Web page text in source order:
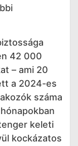
42 000
– ami 20
a 2024-es
száma
keleti
kockázatos